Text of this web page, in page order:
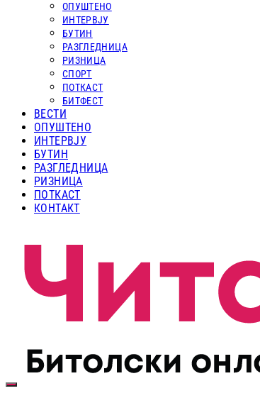
ОПУШТЕНО
ИНТЕРВЈУ
БУТИН
РАЗГЛЕДНИЦА
РИЗНИЦА
СПОРТ
ПОТКАСТ
БИТФЕСТ
ВЕСТИ
ОПУШТЕНО
ИНТЕРВЈУ
БУТИН
РАЗГЛЕДНИЦА
РИЗНИЦА
ПОТКАСТ
КОНТАКТ